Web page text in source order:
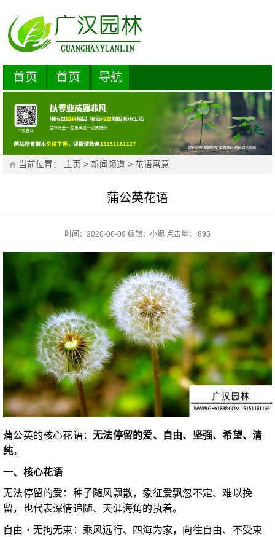
首页 首页 导航
当前位置： 主页 >新闻频道 >花语寓意
蒲公英花语
时间：2026-06-09 编辑： 小编 点击量： 895
蒲公英的核心花语：无法停留的爱、自由、坚强、希望、清
纯。
一、核心花语
无法停留的爱：种子随风飘散，象征爱飘忽不定、难以挽
留，也代表深情追随、天涯海角的执着。
自由・无拘无束：乘风远行、四海为家，向往自由、不受束